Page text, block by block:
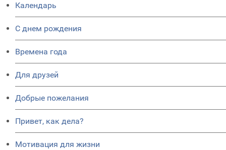
Календарь
C днем рождения
Времена года
Для друзей
Добрые пожелания
Привет, как дела?
Мотивация для жизни